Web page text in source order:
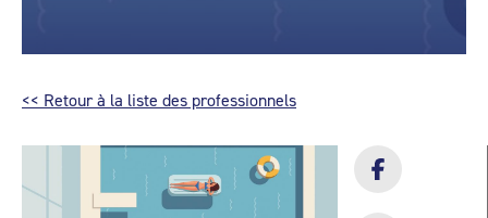
<< Retour à la liste des professionnels